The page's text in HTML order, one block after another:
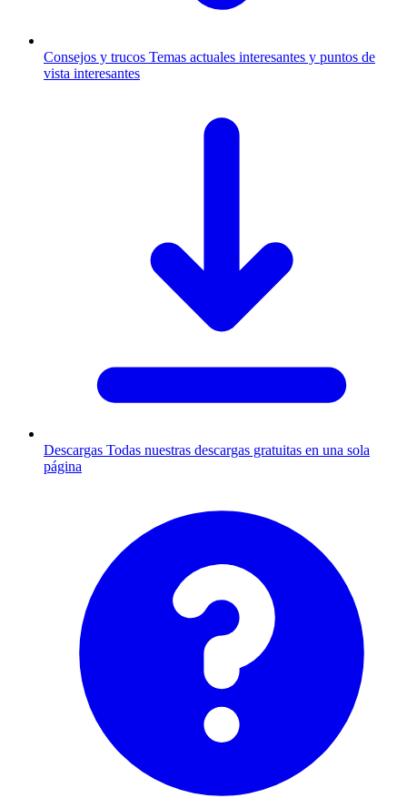
Consejos y trucos Temas actuales interesantes y puntos de
vista interesantes
Descargas Todas nuestras descargas gratuitas en una sola
página